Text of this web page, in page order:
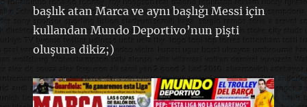
başlık atan Marca ve aynı başlığı Messi için
kullandan Mundo Deportivo’nun pişti
oluşuna dikiz;)